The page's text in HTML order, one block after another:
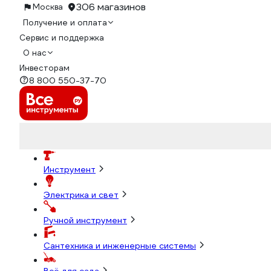
Москва 306 магазинов
Получение и оплата
Сервис и поддержка
О нас
Инвесторам
8 800 550-37-70
Инструмент
Электрика и свет
Ручной инструмент
Сантехника и инженерные системы